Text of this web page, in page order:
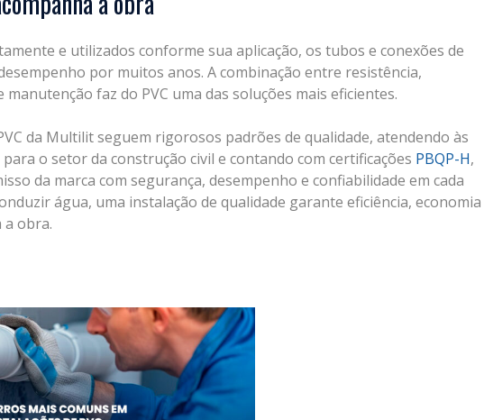
e utilizados conforme sua aplicação, os tubos e conexões de
por muitos anos. A combinação entre resistência,
manutenção faz do PVC uma das soluções mais eficientes.
da Multilitseguem rigorosos padrões de qualidade, atendendo às
o setor da construção civil e contando com certificações PBQP-H,
da marca com segurança, desempenho e confiabilidade em cada
água, uma instalação de qualidade garante eficiência, economia
obra.